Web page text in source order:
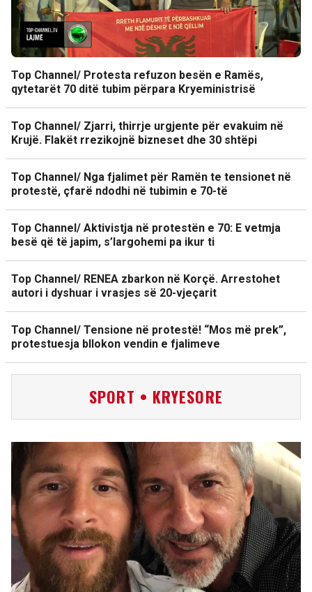
Top Channel/ Protesta refuzon besën e Ramës,
qytetarët 70 ditë tubim përpara Kryeministrisë
Top Channel/ Zjarri, thirrje urgjente për evakuim në
Krujë. Flakët rrezikojnë bizneset dhe 30 shtëpi
Top Channel/ Nga fjalimet për Ramën te tensionet në
protestë, çfarë ndodhi në tubimin e 70-të
Top Channel/ Aktivistja në protestën e 70: E vetmja
besë që të japim, s’largohemi pa ikur ti
Top Channel/ RENEA zbarkon në Korçë. Arrestohet
autori i dyshuar i vrasjes së 20-vjeçarit
Top Channel/ Tensione në protestë! “Mos më prek”,
protestuesja bllokon vendin e fjalimeve
SPORT • KRYESORE